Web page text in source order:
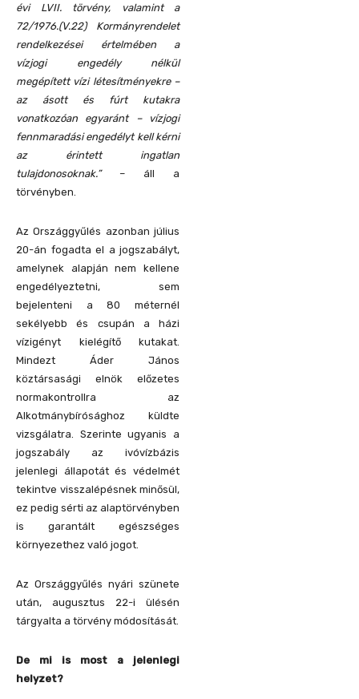
évi LVII. törvény, valamint a
72/1976.(V.22) Kormányrendelet
rendelkezései értelmében a
vízjogi engedély nélkül
megépített vízi létesítményekre –
az ásott és fúrt kutakra
vonatkozóan egyaránt – vízjogi
fennmaradási engedélyt kell kérni
az érintett ingatlan
tulajdonosoknak.”– áll a
törvényben.
Az Országgyűlés azonban július
20-án fogadta el a jogszabályt,
amelynek alapján nem kellene
engedélyeztetni, sem
bejelenteni a 80 méternél
sekélyebb és csupán a házi
vízigényt kielégítő kutakat.
Mindezt Áder János
köztársasági elnök előzetes
normakontrollra az
Alkotmánybírósághoz küldte
vizsgálatra. Szerinte ugyanis a
jogszabály az ivóvízbázis
jelenlegi állapotát és védelmét
tekintve visszalépésnek minősül,
ez pedig sérti az alaptörvényben
is garantált egészséges
környezethez való jogot.
Az Országgyűlés nyári szünete
után, augusztus 22-i ülésén
tárgyalta a törvény módosítását.
De mi is most a jelenlegi
helyzet?